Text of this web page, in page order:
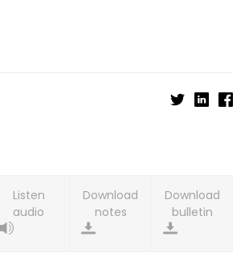
Listen
audio
Download
notes
Download
bulletin